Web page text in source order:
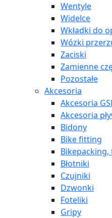
Wentyle
Widelce
Wkładki do
Wózki
Zaciski
Zamienne
Pozostałe
Akcesoria
Akcesoria
Akcesoria
Bidony
Bike fitting
Błotniki
Czujniki
Dzwonki
Foteliki
Gripy